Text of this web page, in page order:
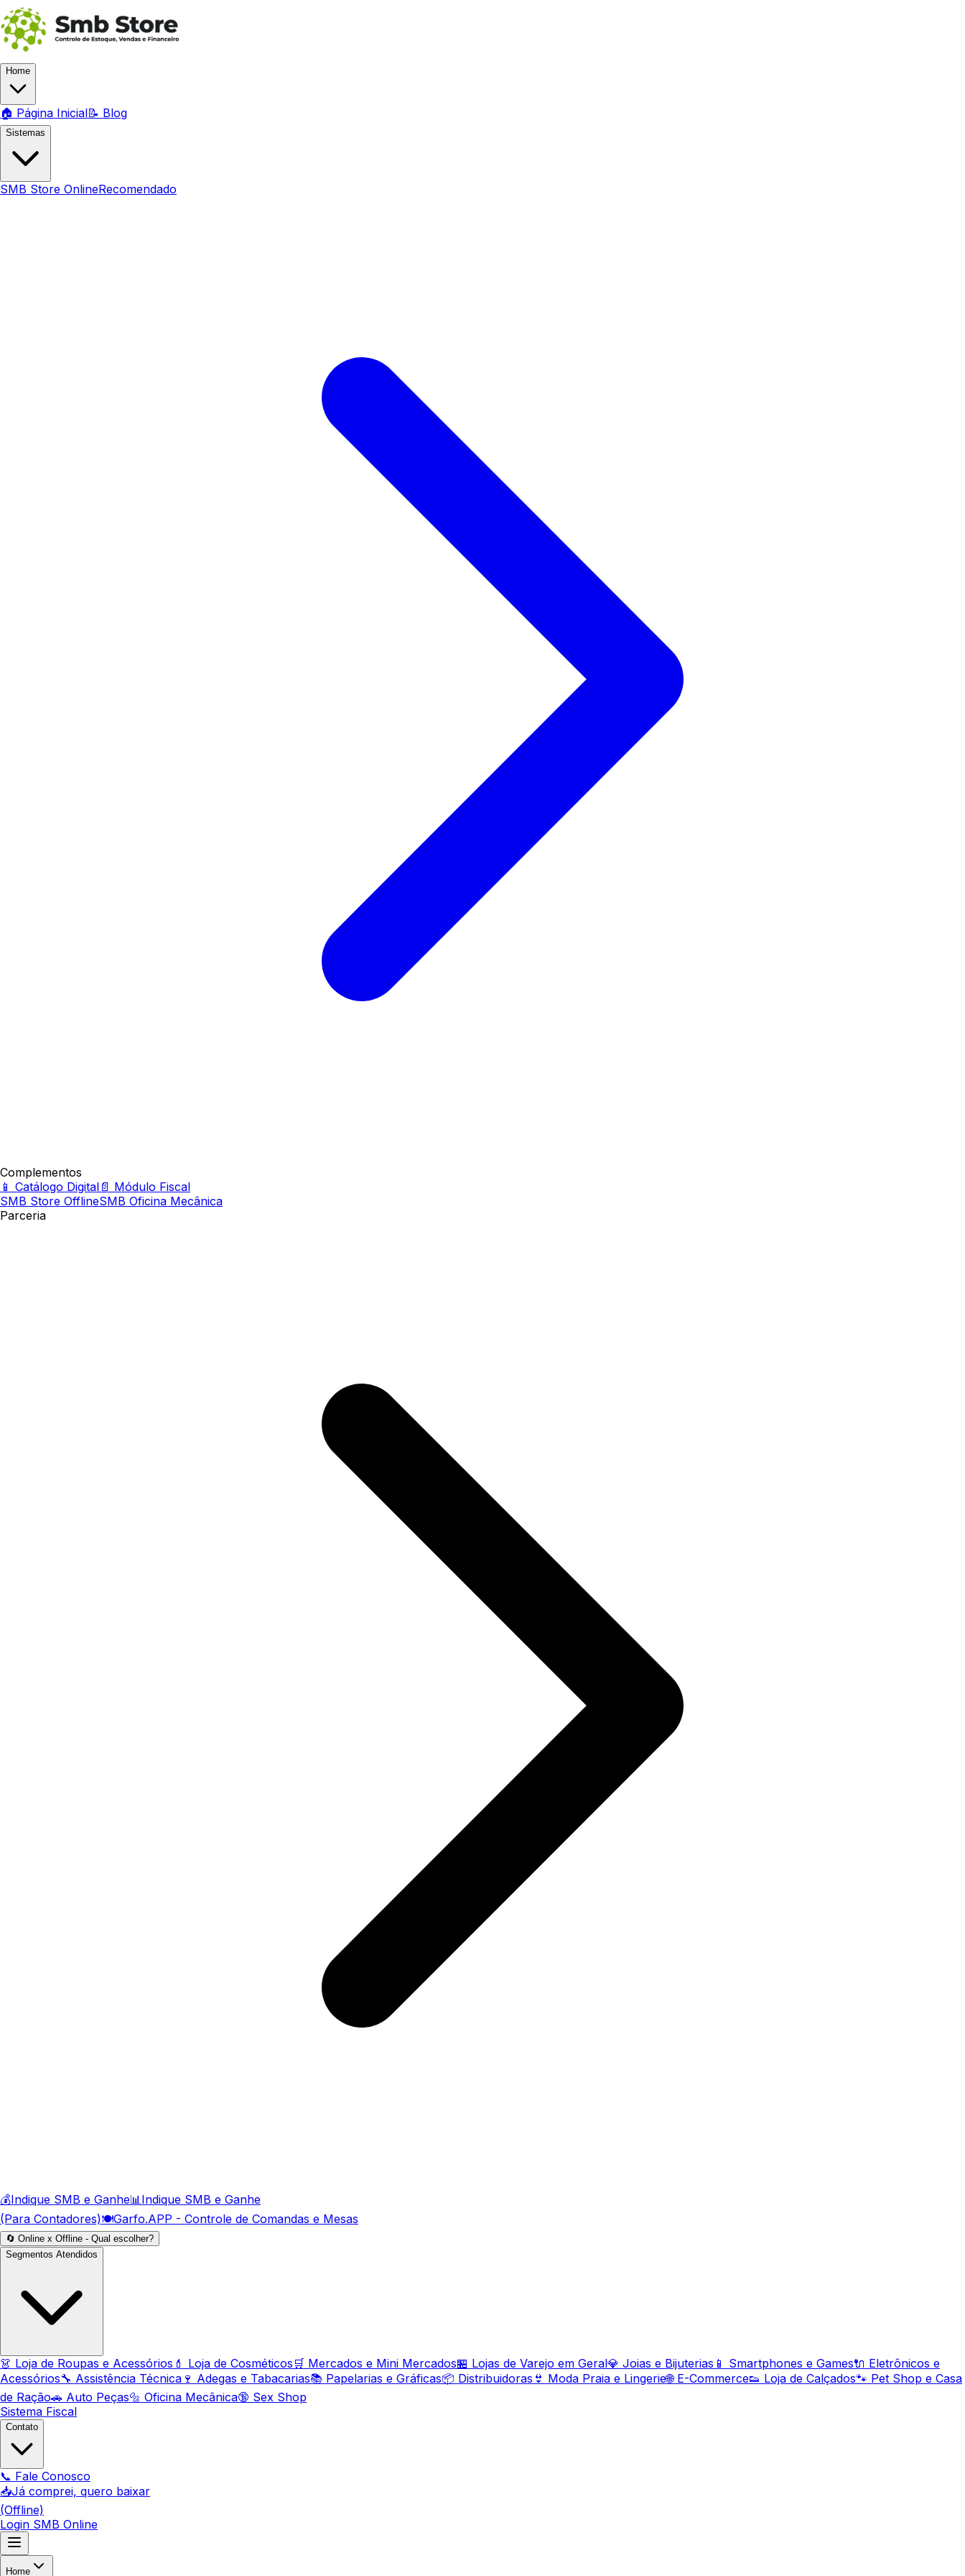
Home
🏠 Página Inicial📝 Blog
Sistemas
SMB Store OnlineRecomendado
Complementos
📱 Catálogo Digital 📄 Módulo Fiscal
SMB Store OfflineSMB Oficina Mecânica
Parceria
💰Indique SMB e Ganhe📊Indique SMB e Ganhe
(Para Contadores)🍽️Garfo.APP - Controle de Comandas e Mesas
🔄 Online x Offline - Qual escolher?
Segmentos Atendidos
👗 Loja de Roupas e Acessórios 💄 Loja de Cosméticos 🛒 Mercados e Mini Mercados🏪 Lojas de Varejo em Geral💎 Joias e Bijuterias 📱 Smartphones e Games🔌 Eletrônicos e
Acessórios🔧 Assistência Técnica 🍷 Adegas e Tabacarias📚 Papelarias e Gráficas📦 Distribuidoras 👙 Moda Praia e Lingerie🌐 E-Commerce👟 Loja de Calçados🐾 Pet Shop e Casa
de Ração🚗 Auto Peças🔩 Oficina Mecânica🔞 Sex Shop
Sistema Fiscal
Contato
📞 Fale Conosco
📥Já comprei, quero baixar
(Offline)
Login SMB Online
Home